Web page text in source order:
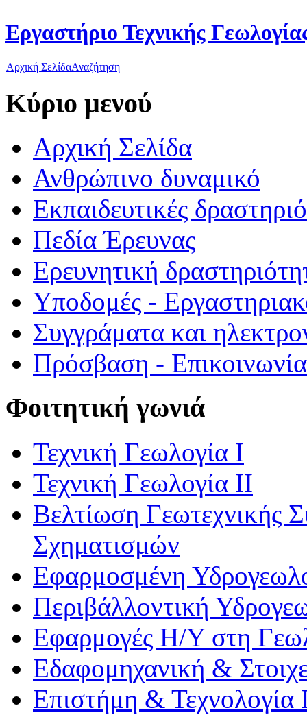
Εργαστήριο Τεχνικής
Αρχική ΣελίδαΑναζήτηση
Κύριο μενού
Αρχική Σελίδα
Ανθρώπινο δυναμικό
Εκπαιδευτικές
Πεδία Έρευνας
Ερευνητική
Υποδομές -
Συγγράματα και
Πρόσβαση - Επικοινωνία
Φοιτητική γωνιά
Τεχνική Γεωλογία Ι
Τεχνική Γεωλογία ΙΙ
Βελτίωση Γεωτεχνικής
Σχηματισμών
Εφαρμοσμένη
Περιβάλλοντική
Εφαρμογές Η/Υ στη
Εδαφομηχανική &
Επιστήμη &